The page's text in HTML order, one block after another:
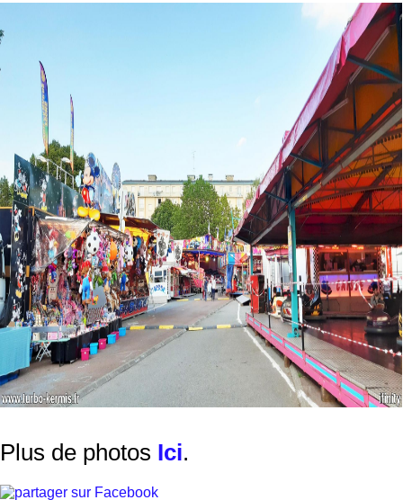
Plus de photos Ici.